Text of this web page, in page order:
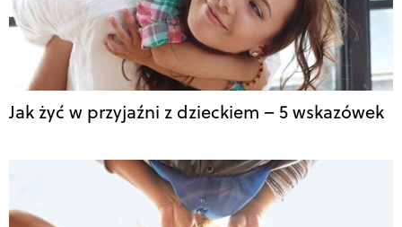
Jak żyć w przyjaźni z dzieckiem – 5 wskazówek